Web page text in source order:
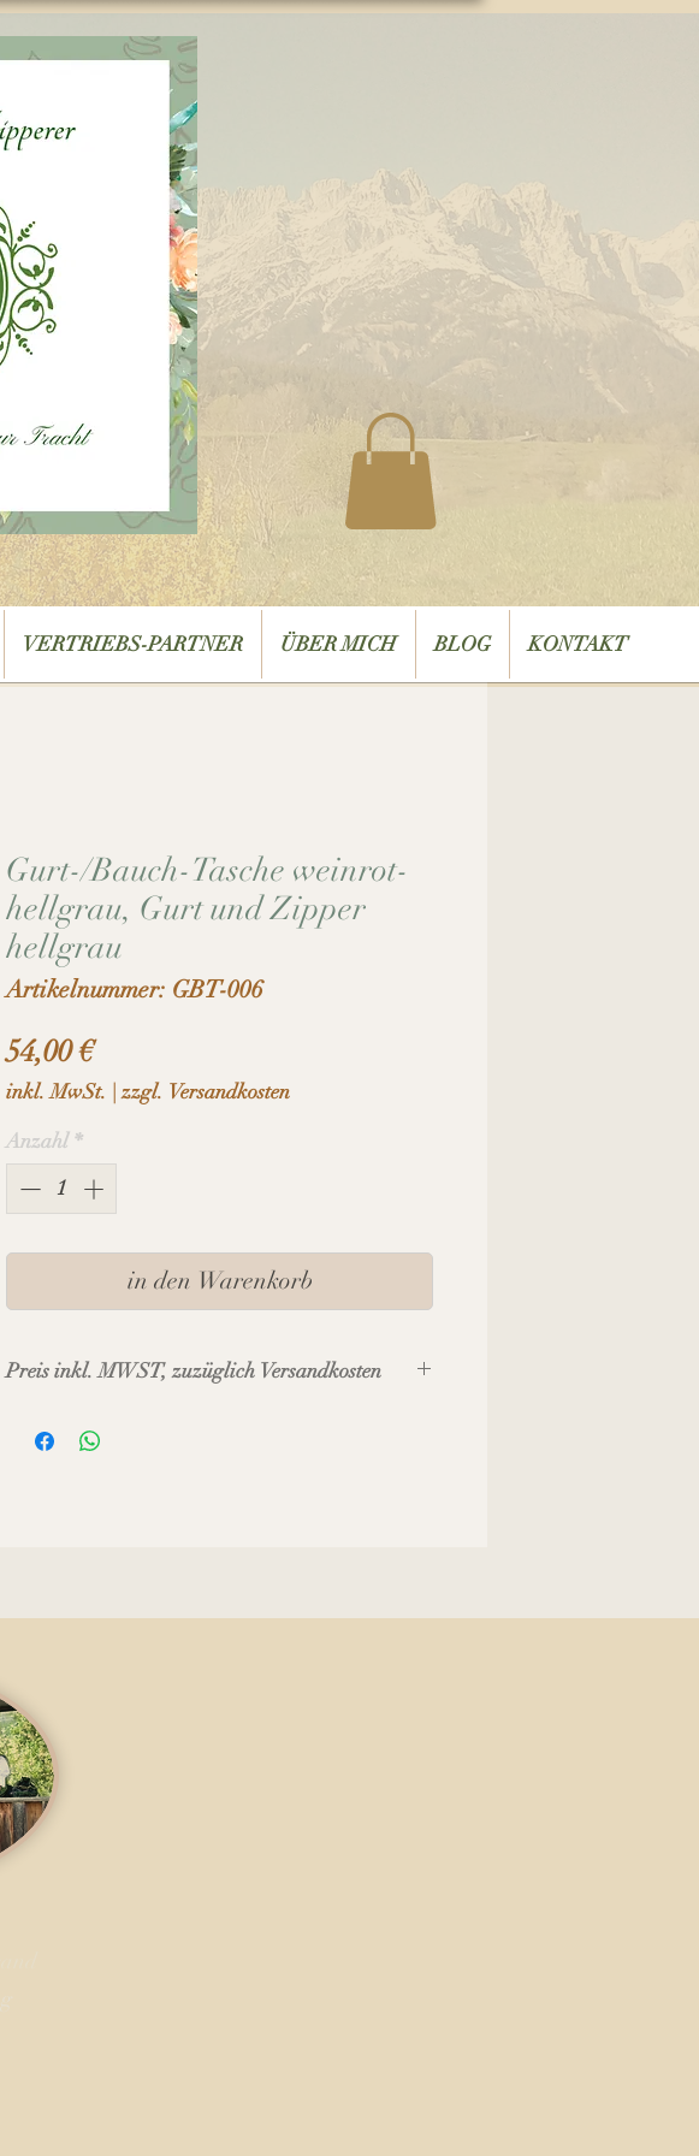
VERTRIEBS-PARTNER ÜBER MICH BLOG KONTAKT
Gurt-/Bauch-Tasche weinrot-
hellgrau, Gurt und Zipper
hellgrau
Artikelnummer: GBT-006
54,00 €Preis
inkl. MwSt. |zzgl. Versandkosten
Anzahl *
in den Warenkorb
Preis inkl. MWST, zuzüglich Versandkosten